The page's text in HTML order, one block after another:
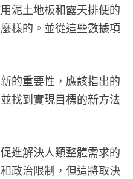
泥土地板和露天排便的
樣的。並從這些數據項
的重要性，應該指出的
找到實現目標的新方法
進解決人類整體需求的
政治限制，但這將取決